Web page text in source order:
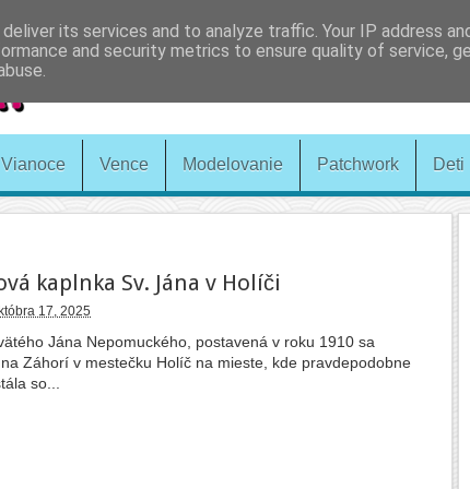
Vianoce Vence Modelovanie Patchwork Deti
kaplnka Sv. Jána v Holíči
17, 2025
Jána Nepomuckého, postavená v roku 1910 sa
Záhorí v mestečku Holíč na mieste, kde pravdepodobne
so...
its services and to analyze traffic. Your IP address
and security metrics to ensure quality of service,